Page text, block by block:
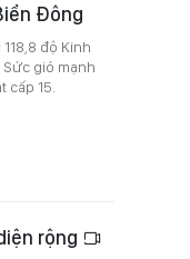
Đông
độ Kinh
gió mạnh
cấp 15.
rộng